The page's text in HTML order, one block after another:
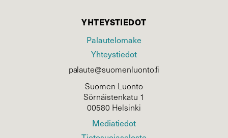
YHTEYSTIEDOT
Palautelomake
Yhteystiedot
palaute@suomenluonto.fi
Suomen Luonto
Sörnäistenkatu 1
00580 Helsinki
Mediatiedot